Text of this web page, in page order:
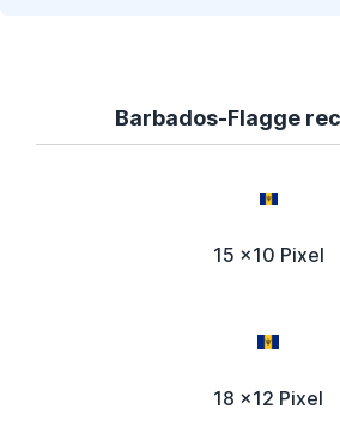
Barbados-Flagge
15 x10 Pixel
18 x12 Pixel